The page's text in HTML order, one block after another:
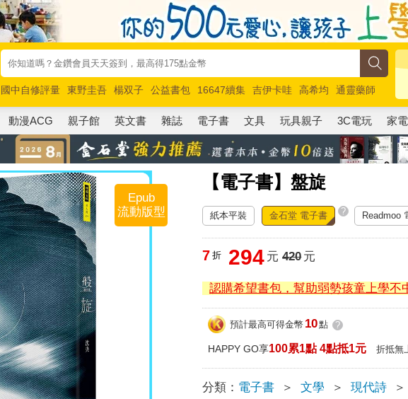
國中自修評量 東野圭吾 楊双子 公益書包 16647續集 吉伊卡哇 高希均
通靈藥師
唯紅花綻放
奧德賽 路邊攤新作 馬斯克 玩具總動員5 超慢跑
動漫ACG 親子館 英文書 雜誌 電子書 文具 玩具親子 3C電玩 家電
【電子書】盤旋
Epub
流動版型
紙本平裝 金石堂 電子書 ? Readmoo
7 折 294 元 420元
認購希望書包，幫助弱勢孩童上學不
預計最高可得金幣 10點 ?
HAPPY GO享100累1點 4點抵1元 折抵無
分類： 電子書 ＞ 文學 ＞ 現代詩 ＞